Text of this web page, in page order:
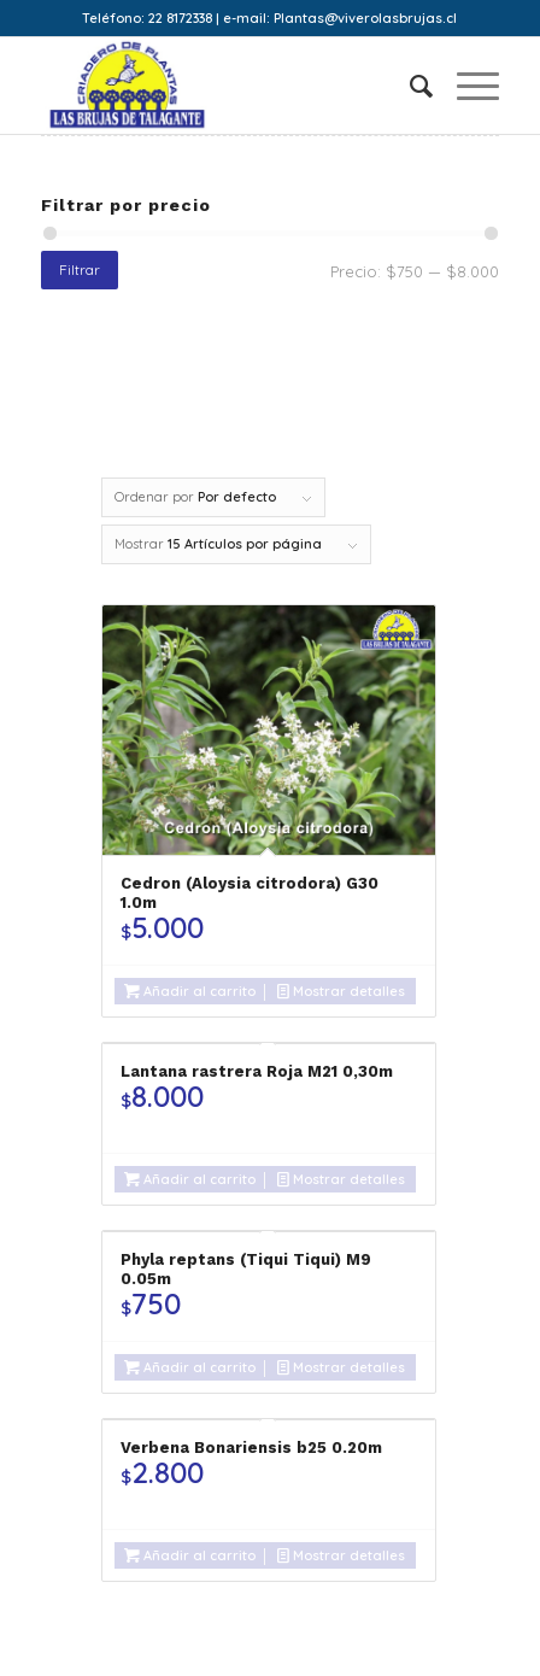
Teléfono: 22 8172338 | e-mail: Plantas@viverolasbrujas.cl
Ordenar por Por defecto
Mostrar 15 Artículos por página
Cedron (Aloysia citrodora) G30
1.0m
$5.000
Añadir al carrito Mostrar detalles
Lantana rastrera Roja M21 0,30m
$8.000
Añadir al carrito Mostrar detalles
Phyla reptans (Tiqui Tiqui) M9
0.05m
$750
Añadir al carrito Mostrar detalles
Verbena Bonariensis b25 0.20m
$2.800
Añadir al carrito Mostrar detalles
Filtrar por precio
Filtrar Precio: $750 — $8.000